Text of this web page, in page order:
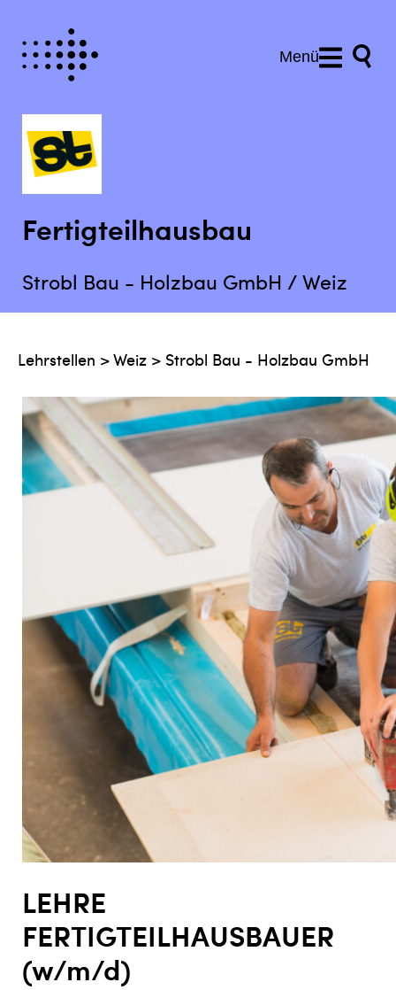
Menü
Fertigteilhausbau
Strobl Bau - Holzbau GmbH / Weiz
Lehrstellen >Weiz > Strobl Bau - Holzbau GmbH
LEHRE
FERTIGTEILHAUSBAUER
(w/m/d)